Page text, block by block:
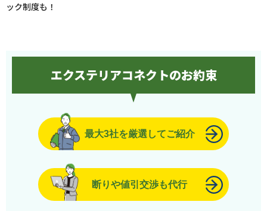
ック制度も！
エクステリアコネクトのお約束
最大3社を厳選してご紹介
断りや値引交渉も代行